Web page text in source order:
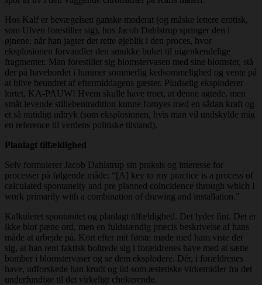
Hos Kalf er bevægelsen ganske moderat (og måske lettere erotisk,
som Ulven forestiller sig), hos Jacob Dahlstrup springer den i
øjnene, når han jagter det rette øjeblik i den proces, hvor
eksplosionen forvandler den smukke buket til uigenkendelige
fragmenter. Man forestiller sig blomstervasen med sine blomster, stå
der på havebordet i lummer sommerlig kedsommelighed og vente på
at blive beundret af eftermiddagens gæster. Pludselig eksploderer
lortet, KA-PAUW! Hvem skulle have troet, at denne agtede, men
småt levende stillebentradition kunne fornyes med en sådan kraft og
et så nutidigt udtryk (som eksplosionen, hvis man vil undskylde mig
en reference til verdens politiske tilstand).
Planlagt tilfældighed
Selv formulerer Jacob Dahlstrup sin praksis og interesse for
processer på følgende måde: “[A] key to my practice is a process of
calculated spontaneity and pre planned coincidence through which I
work primarily with a combination of drawing and installation.”
Kalkuleret spontanitet og planlagt tilfældighed. Det lyder fint. Det er
ikke blot pæne ord, men en fuldstændig præcis beskrivelse af hans
måde at arbejde på. Kort efter mit første møde med ham viste det
sig, at han rent faktisk boltrede sig i forældrenes have med at sætte
bomber i blomstervaser og se dem eksplodere. Dér, i forældrenes
have, udforskede han krudt og ild som æstetiske virkemidler fra det
underfundige til det virkeligt chokerende.